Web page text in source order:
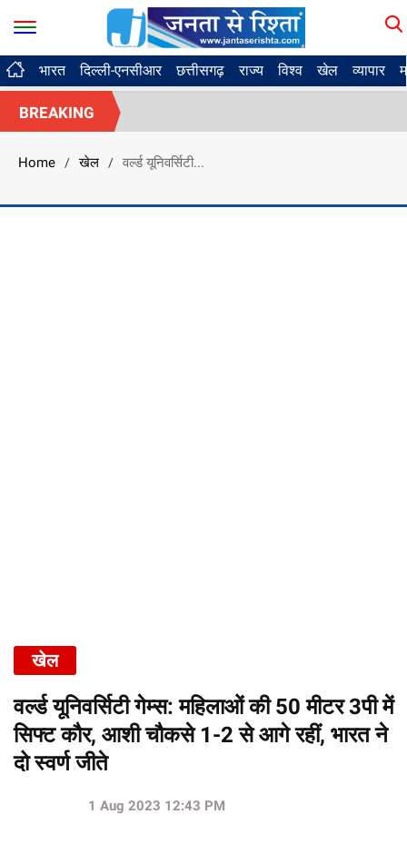
भारत दिल्ली-एनसीआर छत्तीसगढ़ राज्य विश्व खेल व्यापार
BREAKING
Home / खेल / वर्ल्ड यूनिवर्सिटी...
खेल
वर्ल्ड यूनिवर्सिटी गेम्स: महिलाओं की 50 मीटर 3पी में
सिफ्ट कौर, आशी चौकसे 1-2 से आगे रहीं, भारत ने
दो स्वर्ण जीते
1 Aug 2023 12:43 PM